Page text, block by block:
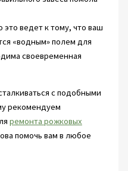
ведет к тому, что ваш
«водным» полем для
своевременная
с подобными
рекомендуем
ремонта рожковых
помочь вам в любое